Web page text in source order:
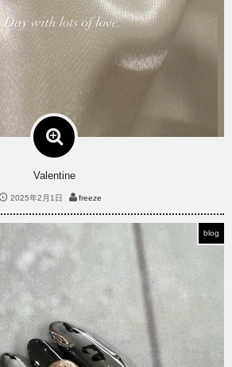
Valentine
2025年2月1日 freeze
blog